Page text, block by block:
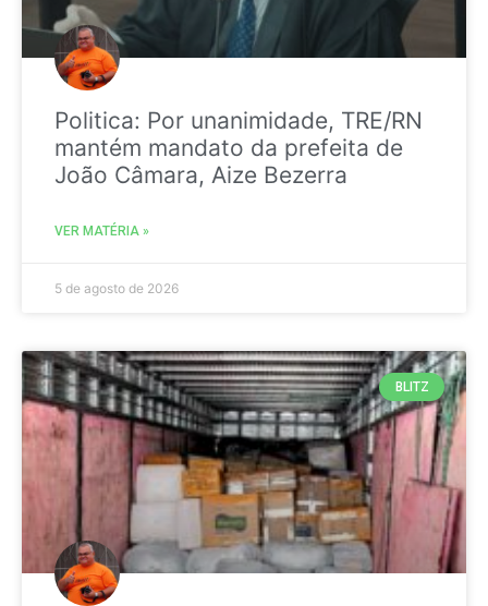
Politica: Por unanimidade, TRE/RN
mantém mandato da prefeita de
João Câmara, Aize Bezerra
VER MATÉRIA »
5 de agosto de 2026
BLITZ